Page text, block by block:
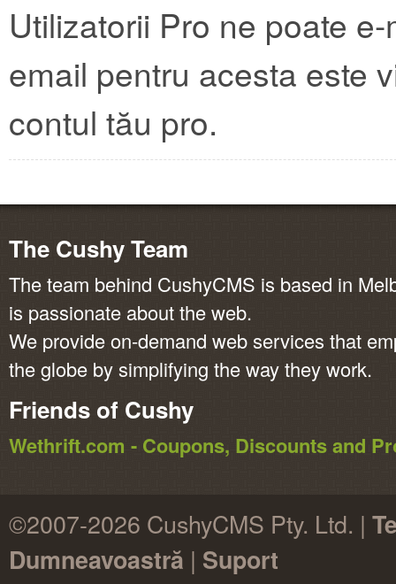
Utilizatorii Pro ne poate
email pentru acesta este
contul tău pro.
The Cushy Team
The team behind CushyCMS is based in
is passionate about the web.
We provide on-demand web services that
the globe by simplifying the way they work.
Friends of Cushy
Wethrift.com - Coupons, Discounts and
©2007-2026 CushyCMS Pty. Ltd. |
Dumneavoastră | Suport